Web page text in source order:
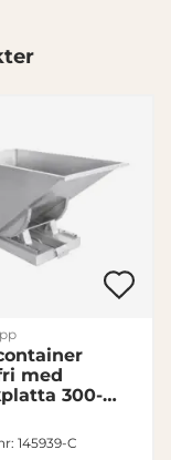
med
300-
145939-C